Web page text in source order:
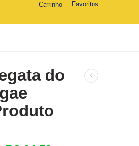
Carrinho Favoritos
do